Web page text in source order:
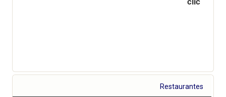
Restaurantes